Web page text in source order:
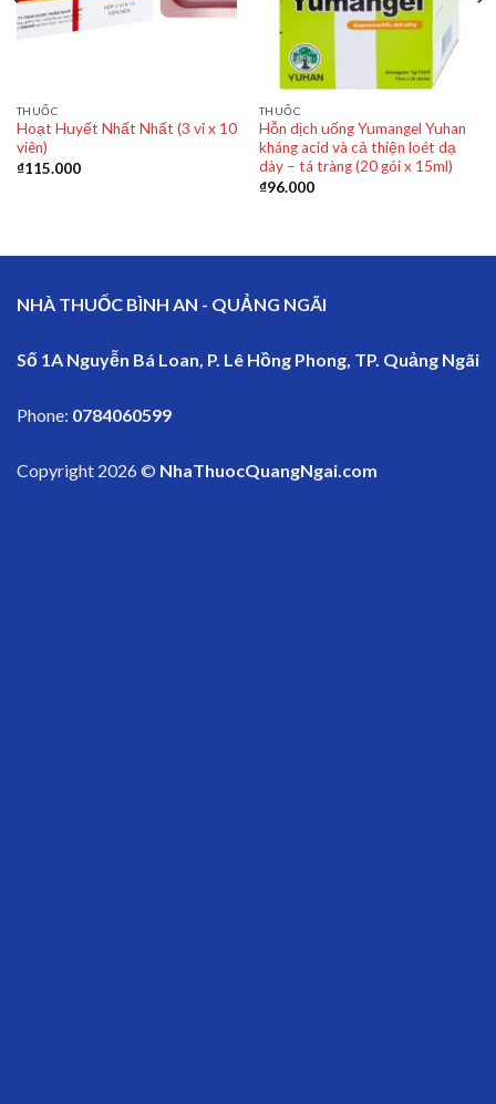
THUỐC
Hoạt Huyết Nhất Nhất (3 vỉ x 10
viên)
₫115.000
THUỐC
Hỗn dịch uống Yumangel Yuhan
kháng acid và cả thiện loét dạ
dày – tá tràng (20 gói x 15ml)
₫96.000
NHÀ THUỐC BÌNH AN - QUẢNG NGÃI
Số 1A Nguyễn Bá Loan, P. Lê Hồng Phong, TP. Quảng Ngãi
Phone: 0784060599
Copyright 2026 © NhaThuocQuangNgai.com